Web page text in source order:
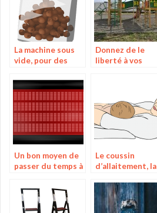
La machine sous
vide, pour des
aussi bons après
plusieurs jours
Donnez de le
liberté à vos
Un bon moyen de
passer du temps à
plein hiver
Le coussin
d’allaitement, la
grossesse et
l’allaitement